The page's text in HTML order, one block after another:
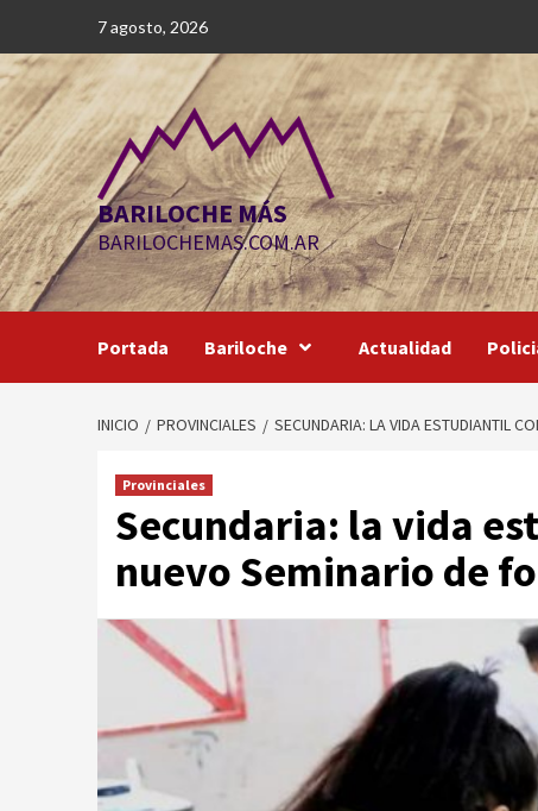
contenido
7 agosto, 2026
BARILOCHE MÁS
BARILOCHEMAS.COM.AR
Portada Bariloche Actualidad
INICIO PROVINCIALES SECUNDARIA: LA VIDA ESTUDIANTIL
Provinciales
Secundaria: la vida
nuevo Seminario de